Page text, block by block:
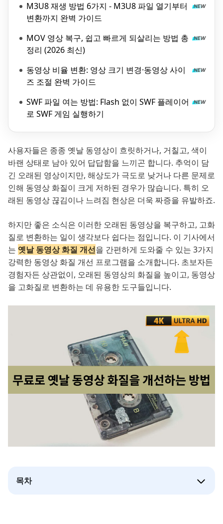
M3U8 재생 방법 6가지 - M3U8 파일 열기부터
변환까지 완벽 가이드
MOV 영상 복구, 쉽고 빠르게 되살리는 방법 총
정리 (2026 최신)
동영상 비율 변환: 영상 크기 변경·동영상 사이
즈 조절 완벽 가이드
SWF 파일 여는 방법: Flash 없이 SWF 플레이어
로 SWF 게임 실행하기
사용자들은 종종 옛날 동영상이 흐릿하거나, 거칠고, 색이
바랜 상태로 남아 있어 답답함을 느끼곤 합니다. 추억이 담
긴 오래된 영상이지만, 해상도가 극도로 낮거나 다른 문제로
인해 동영상 화질이 크게 저하된 경우가 많습니다. 특히 오
래된 동영상 끊김이나 느려짐 현상은 더욱 짜증을 유발하죠.
하지만 좋은 소식은 이러한 오래된 동영상을 복구하고, 고화
질로 변환하는 일이 생각보다 쉽다는 점입니다. 이 기사에서
는 옛날 동영상 화질 개선을 간편하게 도와줄 수 있는 3가지
강력한 동영상 화질 개선 프로그램을 소개합니다. 초보자든
경험자든 상관없이, 오래된 동영상의 화질을 높이고, 동영상
을 고화질로 변환하는 데 유용한 도구들입니다.
목차